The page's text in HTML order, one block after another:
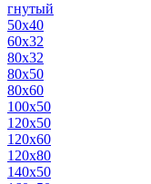
гнутый
50х40
60х32
80х32
80х50
80х60
100х50
120х50
120х60
120х80
140х50